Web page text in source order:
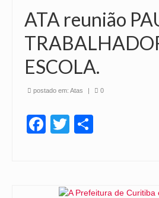
ATA reunião
ESCOLA.
postado em: Atas 0
Facebook
Twitter